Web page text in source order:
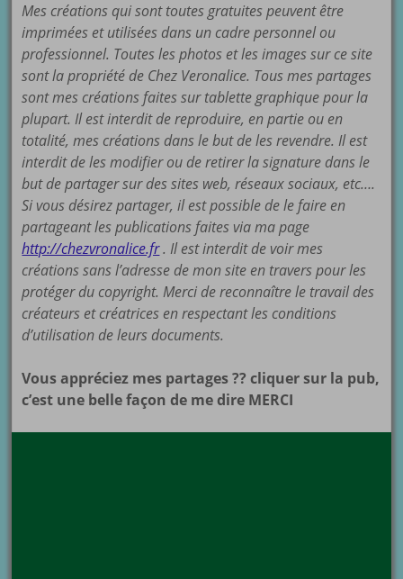
Mes créations qui sont toutes gratuites peuvent être
imprimées et utilisées dans un cadre personnel ou
professionnel. Toutes les photos et les images sur ce site
sont la propriété de Chez Veronalice. Tous mes partages
sont mes créations faites sur tablette graphique pour la
plupart. Il est interdit de reproduire, en partie ou en
totalité, mes créations dans le but de les revendre. Il est
interdit de les modifier ou de retirer la signature dans le
but de partager sur des sites web, réseaux sociaux, etc….
Si vous désirez partager, il est possible de le faire en
partageant les publications faites via ma page
http://chezvronalice.fr. Il est interdit de voir mes
créations sans l’adresse de mon site en travers pour les
protéger du copyright. Merci de reconnaître le travail des
créateurs et créatrices en respectant les conditions
d’utilisation de leurs documents.
Vous appréciez mes partages ?? cliquer sur la pub,
c’est une belle façon de me dire MERCI